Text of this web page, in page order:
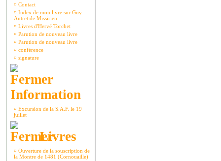
¤ Contact
¤ Index de mon livre sur Guy
Autret de Missirien
¤ Livres d'Hervé Torchet
¤ Parution de nouveau livre
¤ Parution de nouveau livre
¤ conférence
¤ signature
Information
¤ Excursion de la S.A.F. le 19
juillet
Livres
¤ Ouverture de la souscription de
la Montre de 1481 (Cornouaille)